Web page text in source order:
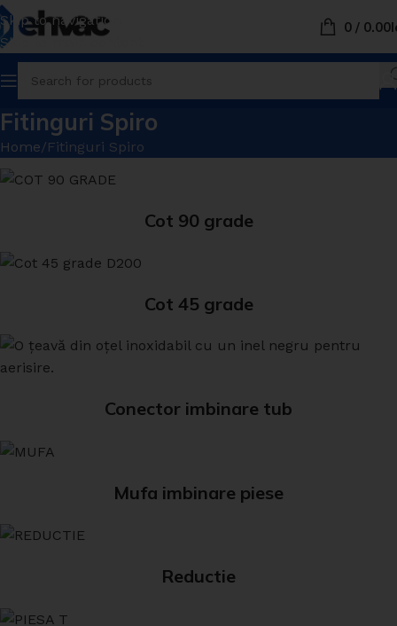
Skip to navigation
Skip to main content
0 / 0.00
Fitinguri Spiro
Home Fitinguri Spiro
Cot 90 grade
Cot 45 grade
Conector imbinare tub
Mufa imbinare piese
Reductie